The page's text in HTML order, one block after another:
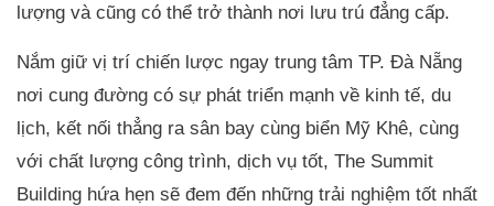
lượng và cũng có thể trở thành nơi lưu trú đẳng cấp.
Nắm giữ vị trí chiến lược ngay trung tâm TP. Đà Nẵng
nơi cung đường có sự phát triển mạnh về kinh tế, du
lịch, kết nối thẳng ra sân bay cùng biển Mỹ Khê, cùng
với chất lượng công trình, dịch vụ tốt, The Summit
Building hứa hẹn sẽ đem đến những trải nghiệm tốt nhất